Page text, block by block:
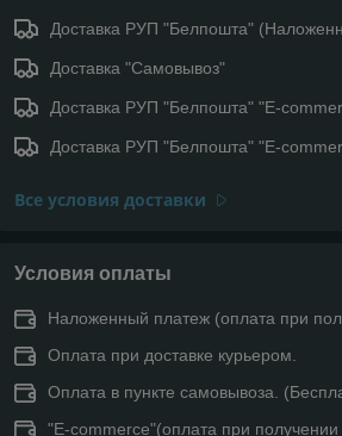
Доставка РУП "Белпошта"
Доставка "Самовывоз"
Доставка РУП "Белпошта" "E-
Доставка РУП "Белпошта" "E-
Все условия доставки
Условия оплаты
Наложенный платеж (оплата при
Оплата при доставке курьером.
Оплата в пункте самовывоза.
"E-commerce"(оплата при получении